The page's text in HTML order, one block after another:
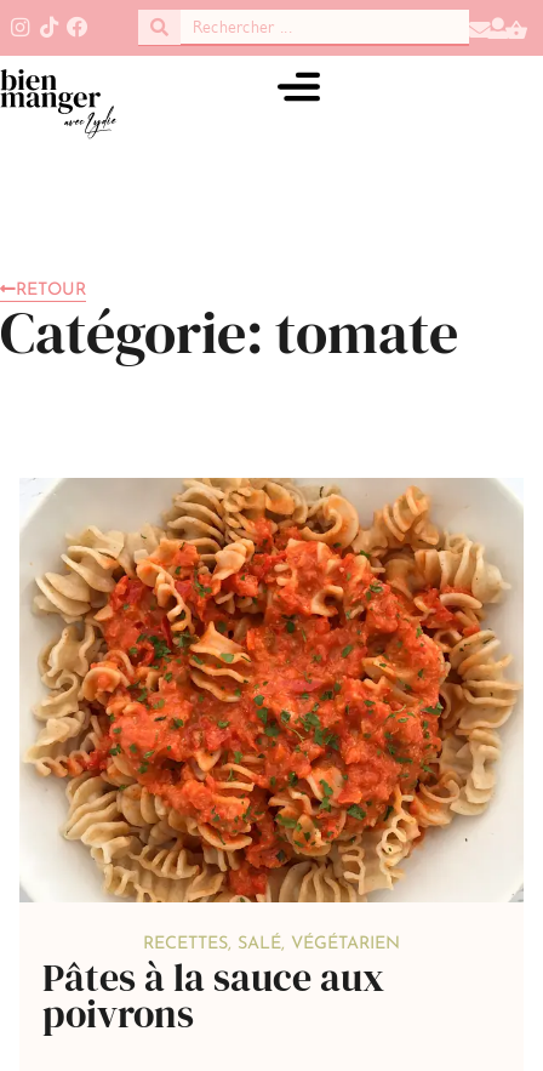
RETOUR
Catégorie: tomate
RECETTES, SALÉ, VÉGÉTARIEN
Pâtes à la sauce aux
poivrons